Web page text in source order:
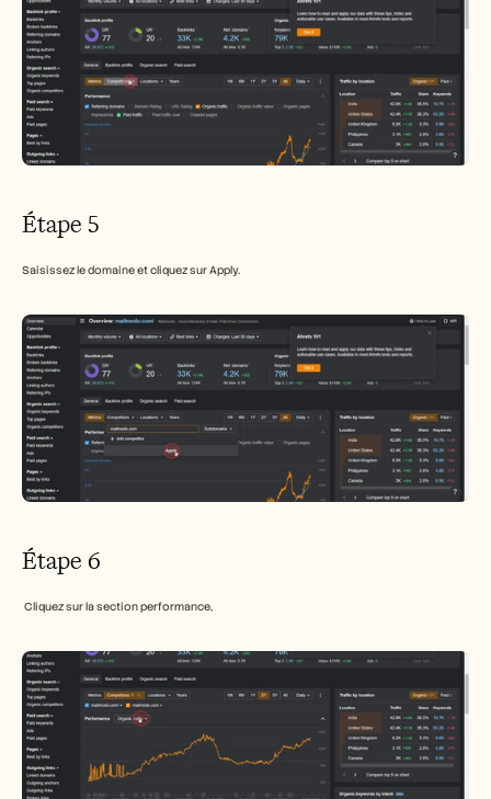
Étape 5
Saisissez le domaine et cliquez sur Apply.
Étape 6
Cliquez sur la section performance,